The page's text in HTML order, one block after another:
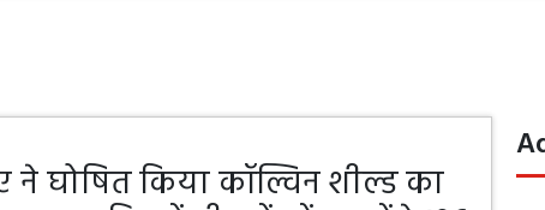
घोषित किया कॉल्विन शील्ड का